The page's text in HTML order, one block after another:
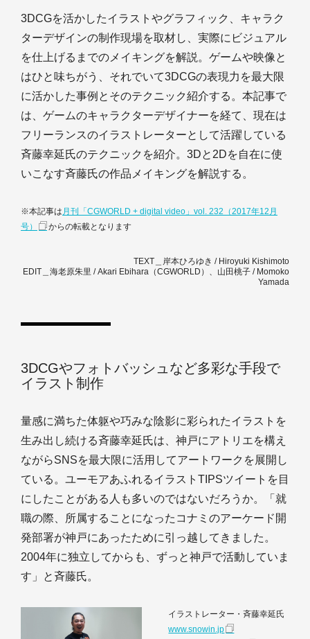
3DCGを活かしたイラストやグラフィック、キャラク
ターデザインの制作現場を取材し、実際にビジュアル
を仕上げるまでのメイキングを解説。ゲームや映像と
はひと味ちがう、それでいて3DCGの表現力を最大限
に活かした事例とそのテクニック紹介する。本記事で
は、ゲームのキャラクターデザイナーを経て、現在は
フリーランスのイラストレーターとして活躍している
斉藤幸延氏のテクニックを紹介。3Dと2Dを自在に使
いこなす斉藤氏の作品メイキングを解説する。
※本記事は 月刊「CGWORLD + digital video」vol. 232（2017年12月
号）
からの転載となります
TEXT＿岸本ひろゆき / Hiroyuki Kishimoto
EDIT＿海老原朱里 / Akari Ebihara（CGWORLD）、山田桃子 / Momoko
Yamada
3DCGやフォトバッシュなど多彩な手段で
イラスト制作
量感に満ちた体躯や巧みな陰影に彩られたイラストを
生み出し続ける斉藤幸延氏は、神戸にアトリエを構え
ながらSNSを最大限に活用してアートワークを展開し
ている。ユーモアあふれるイラストTIPSツイートを目
にしたことがある人も多いのではないだろうか。「就
職の際、所属することになったコナミのアーケード開
発部署が神戸にあったために引っ越してきました。
2004年に独立してからも、ずっと神戸で活動していま
す」と斉藤氏。
イラストレーター・斉藤幸延氏
www.snowin.jp